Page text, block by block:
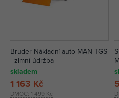
Bruder Nákladní auto MAN TGS
- zimní údržba
skladem
DMOC: 1 499 Kč
1 163 Kč